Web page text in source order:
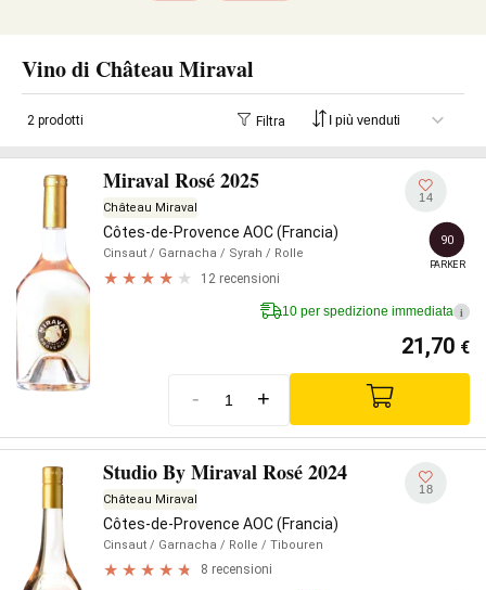
Vino di Château Miraval
2 prodotti Filtra
Miraval Rosé 2025
Château Miraval
Côtes-de-Provence AOC (Francia)
Cinsaut / Garnacha / Syrah / Rolle
12 recensioni
14
90
PARKER
10 per spedizione immediata i
21,70 €
- +
Studio By Miraval Rosé 2024
Château Miraval
Côtes-de-Provence AOC (Francia)
Cinsaut / Garnacha / Rolle / Tibouren
8 recensioni
18